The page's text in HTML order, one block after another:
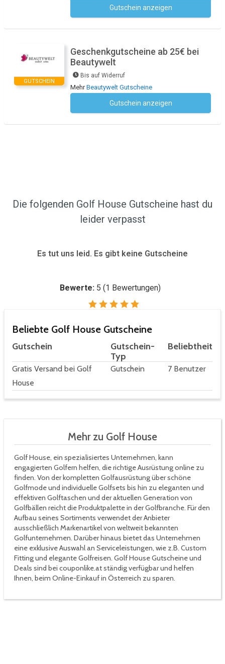
Gutschein anzeigen
GUTSCHEIN
Geschenkgutscheine ab 25€ bei
Beautywelt
Bis auf Widerruf
MehrBeautywelt Gutscheine
Gutschein anzeigen
Die folgenden Golf House Gutscheine hast du
leider verpasst
Es tut uns leid. Es gibt keine Gutscheine
Bewerte: 5 (1 Bewertungen)
Beliebte Golf House Gutscheine
Gutschein
Gutschein-
Typ
Beliebtheit
Gratis Versand bei Golf
House
Gutschein 7 Benutzer
Mehr zu Golf House
Golf House, ein spezialisiertes Unternehmen, kann
engagierten Golfern helfen, die richtige Ausrüstung online zu
finden. Von der kompletten Golfausrüstung über schöne
Golfmode und individuelle Golfsets bis hin zu eleganten und
effektiven Golftaschen und der aktuellen Generation von
Golfbällen reicht die Produktpalette in der Golfbranche. Für den
Aufbau seines Sortiments verwendet der Anbieter
ausschließlich Markenartikel von weltweit bekannten
Golfunternehmen. Darüber hinaus bietet das Unternehmen
eine exklusive Auswahl an Serviceleistungen, wie z.B. Custom
Fitting und elegante Golfreisen. Golf House Gutscheine und
Deals sind bei couponlike.at ständig verfügbar und helfen
Ihnen, beim Online-Einkauf in Österreich zu sparen.